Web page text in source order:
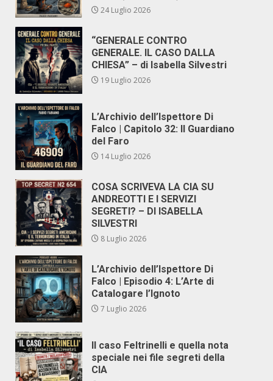
24 Luglio 2026
“GENERALE CONTRO
GENERALE. IL CASO DALLA
CHIESA” – di Isabella Silvestri
19 Luglio 2026
L’Archivio dell’Ispettore Di
Falco | Capitolo 32: Il Guardiano
del Faro
14 Luglio 2026
COSA SCRIVEVA LA CIA SU
ANDREOTTI E I SERVIZI
SEGRETI? – DI ISABELLA
SILVESTRI
8 Luglio 2026
L’Archivio dell’Ispettore Di
Falco | Episodio 4: L’Arte di
Catalogare l’Ignoto
7 Luglio 2026
Il caso Feltrinelli e quella nota
speciale nei file segreti della
CIA